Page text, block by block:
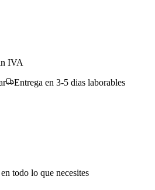
IVA
Entrega en 3-5 dias laborables
todo lo que necesites